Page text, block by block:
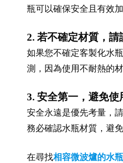
瓶可以確保安全且有效加
2. 若不確定材質，
如果您不確定客製化水
測，因為使用不耐熱的
3. 安全第一，避免
安全永遠是優先考量，
務必確認水瓶材質，避
在尋找相容微波爐的水瓶